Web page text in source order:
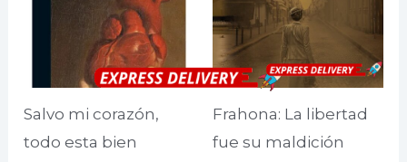
Salvo mi corazón,
todo esta bien
Frahona: La libertad
fue su maldición